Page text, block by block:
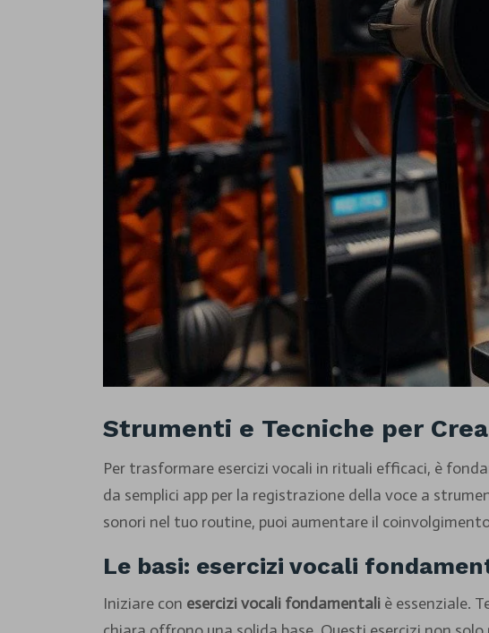
Strumenti e Tecniche per
Per trasformare esercizi vocali in rituali efficaci, è
da semplici app per la registrazione della voce a
sonori nel tuo routine, puoi aumentare il
Le basi: esercizi vocali
Iniziare con esercizi vocali fondamentali è essenziale.